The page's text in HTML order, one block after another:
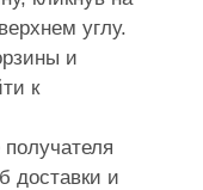
углу.
и
к
доставки и